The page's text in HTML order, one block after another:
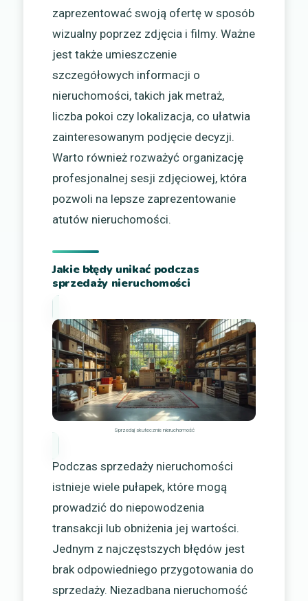
zaprezentować swoją ofertę w sposób
wizualny poprzez zdjęcia i filmy. Ważne
jest także umieszczenie
szczegółowych informacji o
nieruchomości, takich jak metraż,
liczba pokoi czy lokalizacja, co ułatwia
zainteresowanym podjęcie decyzji.
Warto również rozważyć organizację
profesjonalnej sesji zdjęciowej, która
pozwoli na lepsze zaprezentowanie
atutów nieruchomości.
Jakie błędy unikać podczas
sprzedaży nieruchomości
Sprzedaj skutecznie nieruchomość
Podczas sprzedaży nieruchomości
istnieje wiele pułapek, które mogą
prowadzić do niepowodzenia
transakcji lub obniżenia jej wartości.
Jednym z najczęstszych błędów jest
brak odpowiedniego przygotowania do
sprzedaży. Niezadbana nieruchomość